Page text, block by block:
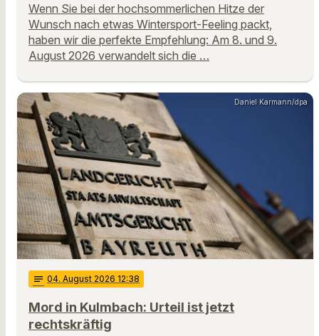
Wenn Sie bei der hochsommerlichen Hitze der
Wunsch nach etwas Wintersport-Feeling packt,
haben wir die perfekte Empfehlung: Am 8. und 9.
August 2026 verwandelt sich die …
Daniel Karmann/dpa
notes 04. August 2026 12:38
Mord in Kulmbach: Urteil ist jetzt
rechtskräftig